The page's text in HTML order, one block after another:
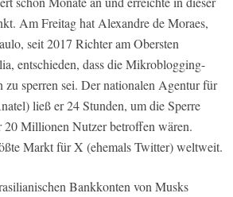
Am Freitag hat Alexandre de Moraes,
seit 2017 Richter am Obersten
entschieden, dass die Mikroblogging-
sperren sei. Der nationalen Agentur für
ließ er 24 Stunden, um die Sperre
20 Millionen Nutzer betroffen wären.
Markt für X (ehemals Twitter) weltweit.
Bankkonten von Musks